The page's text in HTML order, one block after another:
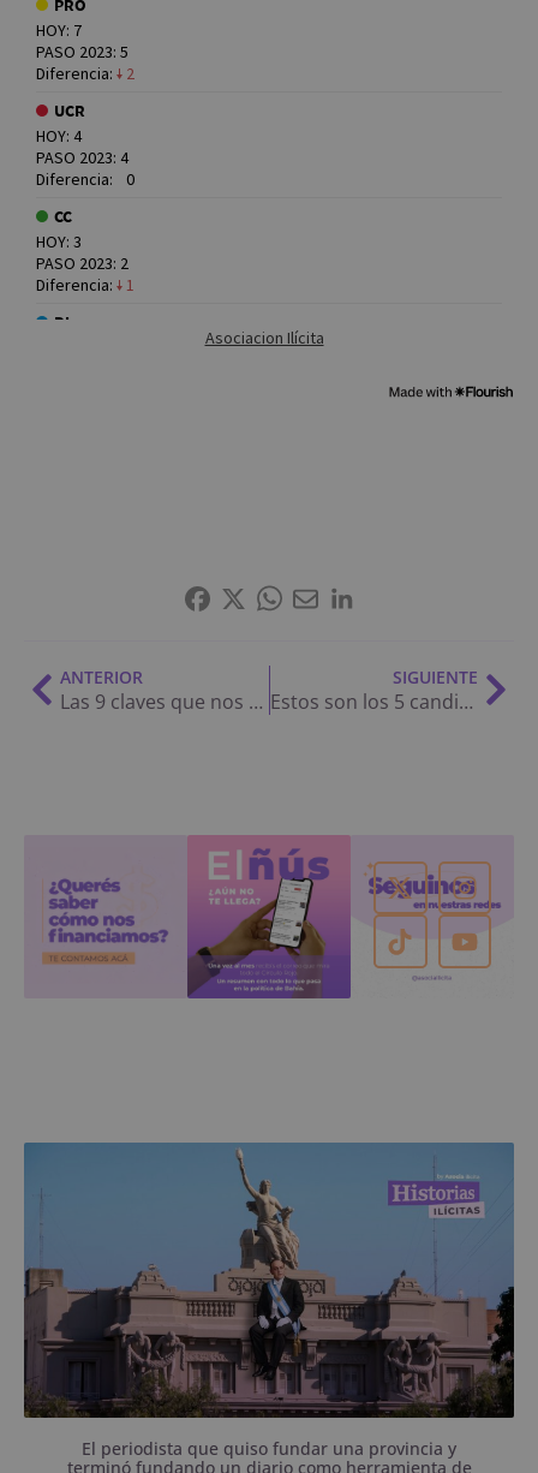
ANTERIOR
Las 9 claves que nos dejaron las PASO en Bahía
SIGUIENTE
Estos son los 5 candidatos/as que van por la Intendencia de Bahía
Masonería, proyectos políticos, vínculos con las
élites, apoyo a la última Dictadura y tres familias
que estuvieron al frente: de Enrique Julio a Gustavo
Elías.
El periodista que quiso fundar una provincia y
terminó fundando un diario como herramienta de